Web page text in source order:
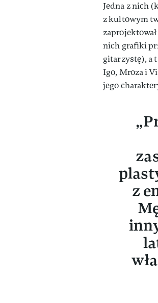
Jedna z nich
z kultowym
nich grafiki
gitarzystę), a
Igo, Mroza i
jego
z